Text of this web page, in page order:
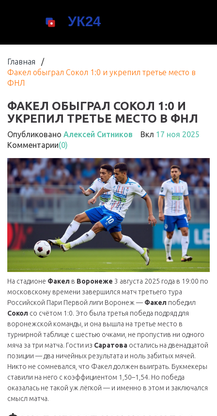
Главная /
Факел обыграл Сокол 1:0 и укрепил третье место в
ФНЛ
ФАКЕЛ ОБЫГРАЛ СОКОЛ 1:0 И
УКРЕПИЛ ТРЕТЬЕ МЕСТО В ФНЛ
Опубликовано Алексей Ситников Вкл 17 ноя 2025
Комментарии(0)
На стадионе Факел в Воронеже 3 августа 2025 года в 19:00 по
московскому времени завершился матч третьего тура
Российской Пари Первой лиги Воронеж — Факел победил
Сокол со счётом 1:0. Это была третья победа подряд для
воронежской команды, и она вышла на третье место в
турнирной таблице с шестью очками, не пропустив ни одного
мяча за три матча. Гости из Саратова остались на двенадцатой
позиции — два ничейных результата и ноль забитых мячей.
Никто не сомневался, что Факел должен выиграть. Букмекеры
ставили на него с коэффициентом 1,50–1,54. Но победа
оказалась не такой уж лёгкой — и именно в этом и заключался
смысл матча.